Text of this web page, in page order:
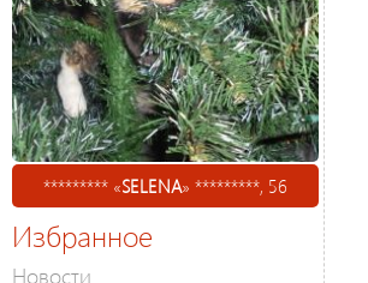
********* «SELENA» *********, 56
Избранное
Новости